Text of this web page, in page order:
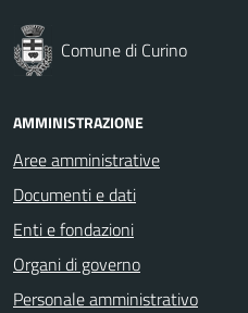
Comune di Curino
AMMINISTRAZIONE
Aree amministrative
Documenti e dati
Enti e fondazioni
Organi di governo
Personale amministrativo